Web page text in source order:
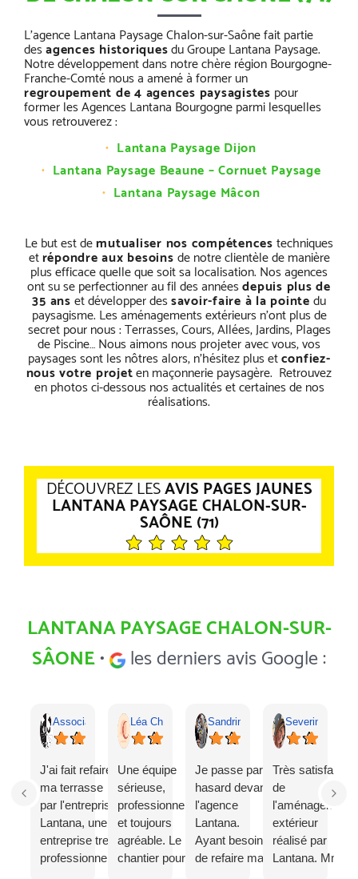
L’agence Lantana Paysage Chalon-sur-Saône fait partie
desagences historiquesdu Groupe Lantana Paysage.
Notre développement dans notre chère région Bourgogne-
Franche-Comté nous a amené à former un
regroupement de 4 agences paysagistes pour
former les Agences Lantana Bourgogne parmi lesquelles
vous retrouverez :
Lantana Paysage Dijon
Lantana Paysage Beaune – Cornuet Paysage
Lantana Paysage Mâcon
Le but est demutualiser nos compétencestechniques
etrépondre aux besoinsde notre clientèle de manière
plus efficace quelle que soit sa localisation. Nos agences
ont su se perfectionner au fil des annéesdepuis plus de
35 anset développer dessavoir-faire à la pointedu
paysagisme. Les aménagements extérieurs n’ont plus de
secret pour nous : Terrasses, Cours, Allées, Jardins, Plages
de Piscine… Nous aimons nous projeter avec vous, vos
paysages sont les nôtres alors, n’hésitez plus etconfiez-
nous votre projeten maçonnerie paysagère. Retrouvez
en photos ci-dessous nos actualités et certaines de nos
réalisations.
DÉCOUVREZ LESAVIS PAGES JAUNES
LANTANA PAYSAGE CHALON-SUR-
SAÔNE (71)
LANTANA PAYSAGE CHALON-SUR-
SÂONE• les derniers avis Google :
Association CESAR
J'ai fait refaire
ma terrasse
par l'entreprise
Lantana, une
entreprise tres
professionnelle
Léa Charton
Une équipe
sérieuse,
professionnelle,
et toujours
agréable. Le
chantier pour
Sandrine Ulmann
Je passe par
hasard devant
l'agence
Lantana.
Ayant besoin
de refaire ma
Severine Protet
Très satisfaite
de
l'aménagement
extérieur
réalisé par
Lantana. Mme